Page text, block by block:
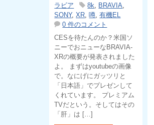
ラビア
8k BRAVIA
SONY,XR ,噂 ,有機EL
0 件のコメント
CESを待たんのか？米国ソ
ニーでおニューなBRAVIA-
XRの概要が発表されました
よ。 まずはyoutubeの画像
で。なにげにガッツリと
「日本語」でプレゼンして
くれています。 プレミアム
TVだという。そしてはその
「肝」は […]